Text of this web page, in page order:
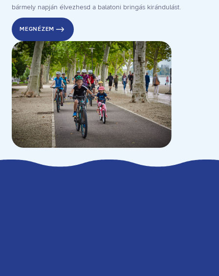
bármely napján élvezhesd a balatoni bringás kirándulást.
MEGNÉZEM